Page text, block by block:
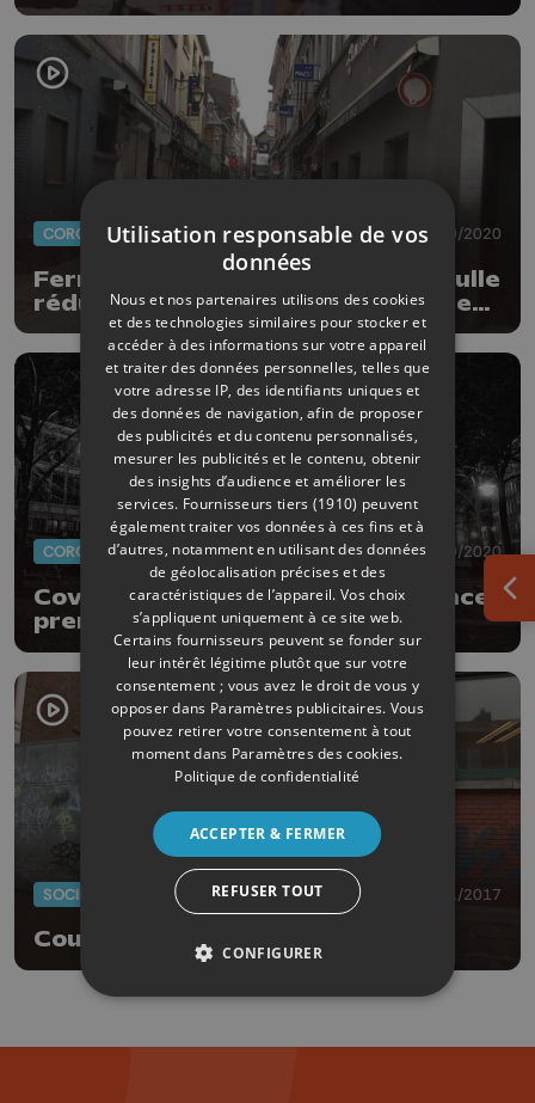
CORONAVIRUS 17/10/2020
Fermeture Horeca, couvre-feu, bulle
réduite... Quelles sont les nouvelles
mesures à appliquer dès ce lundi?
CORONAVIRUS 09/10/2020
Covid : le Gouverneur de la Province
prend des mesures
complémentaires
SOCIÉTÉ 29/11/2017
Couvre-feu décrété à Ans !
Utilisation responsable de vos
données
Nous et nos partenaires utilisons des cookies
et des technologies similaires pour stocker et
accéder à des informations sur votre appareil
et traiter des données personnelles, telles que
votre adresse IP, des identifiants uniques et
des données de navigation, afin de proposer
des publicités et du contenu personnalisés,
mesurer les publicités et le contenu, obtenir
des insights d’audience et améliorer les
services. Fournisseurs tiers (1910) peuvent
également traiter vos données à ces fins et à
d’autres, notamment en utilisant des données
de géolocalisation précises et des
caractéristiques de l’appareil. Vos choix
s’appliquent uniquement à ce site web.
Certains fournisseurs peuvent se fonder sur
leur intérêt légitime plutôt que sur votre
consentement ; vous avez le droit de vous y
opposer dans Paramètres publicitaires. Vous
pouvez retirer votre consentement à tout
moment dans Paramètres des cookies.
Politique de confidentialité
ACCEPTER & FERMER
REFUSER TOUT
CONFIGURER